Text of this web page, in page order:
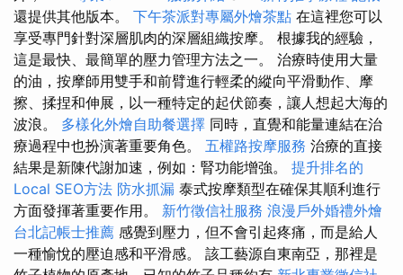
還提供其他版本。 下午茶派對專屬外燴茶點 在這裡您可以
享受專門針對深層肌肉的深層組織按摩。 根據我的經驗，
這是最快、最簡單的壓力管理方法之一。 治療時使用大量
的油，按摩師用雙手和前臂進行輕柔的縱向平滑動作、摩
擦、揉捏和伸展，以一種特定的起伏節奏，讓人想起大海的
波浪。 多樣化外燴自助餐選擇 同時，直覺和能量連結在治
療過程中也扮演著重要角色。 五權路按摩服務 治療的直接
結果是新陳代謝加速，例如：腎功能增強。 提升排名的
Local SEO方法 防水抓漏 泰式按摩類型在確保其順利進行
方面發揮著重要作用。 新竹徵信社服務 浪漫戶外婚禮外燴
台北記帳士推薦 感覺到壓力，但不會引起疼痛，而是給人
一種愉悅的壓迫感和平滑感。 該工藝源自東南亞，那裡是